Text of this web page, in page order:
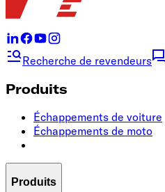
Recherche de revendeurs
Produits
Échappements de voiture
Échappements de moto
Produits